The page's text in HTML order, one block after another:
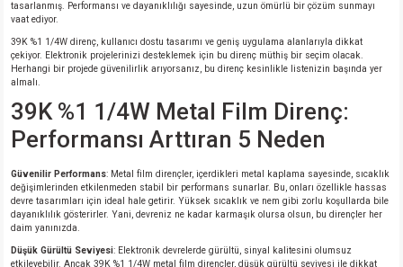
tasarlanmış. Performansı ve dayanıklılığı sayesinde, uzun ömürlü bir çözüm sunmayı
vaat ediyor.
39K %1 1/4W direnç, kullanıcı dostu tasarımı ve geniş uygulama alanlarıyla dikkat
çekiyor. Elektronik projelerinizi desteklemek için bu direnç müthiş bir seçim olacak.
Herhangi bir projede güvenilirlik arıyorsanız, bu direnç kesinlikle listenizin başında yer
almalı.
39K %1 1/4W Metal Film Direnç:
Performansı Arttıran 5 Neden
Güvenilir Performans: Metal film dirençler, içerdikleri metal kaplama sayesinde, sıcaklık
değişimlerinden etkilenmeden stabil bir performans sunarlar. Bu, onları özellikle hassas
devre tasarımları için ideal hale getirir. Yüksek sıcaklık ve nem gibi zorlu koşullarda bile
dayanıklılık gösterirler. Yani, devreniz ne kadar karmaşık olursa olsun, bu dirençler her
daim yanınızda.
Düşük Gürültü Seviyesi: Elektronik devrelerde gürültü, sinyal kalitesini olumsuz
etkileyebilir. Ancak 39K %1 1/4W metal film dirençler, düşük gürültü seviyesi ile dikkat